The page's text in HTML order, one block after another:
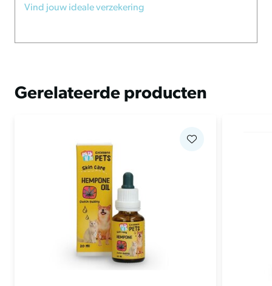
Vind jouw ideale verzekering
Gerelateerde producten